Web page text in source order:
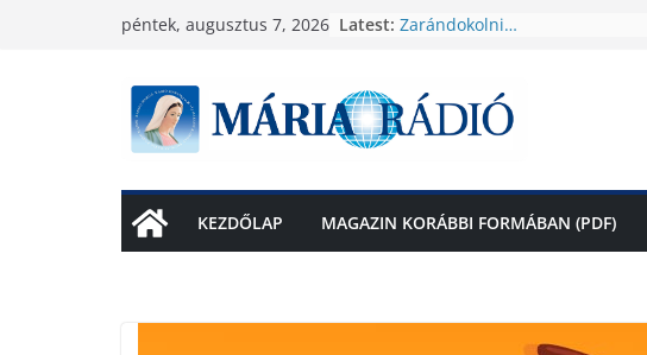
péntek, augusztus 7, 2026 Latest: Zarándokolni…
Imádságra hívjuk magazinunk
olvasóit!
Önkéntes találkozó a Jézus Szíve
Olában
KEZDŐLAP
MAGAZIN KORÁBBI FORMÁBAN (PDF)